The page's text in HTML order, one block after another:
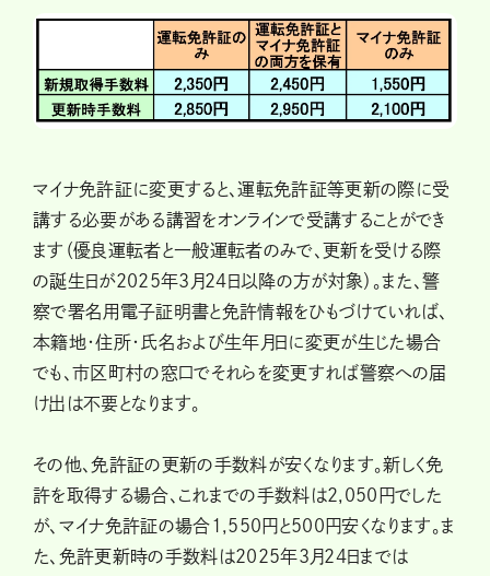
マイナ免許証に変更すると、運転免許証等更新の際に受
講する必要がある講習をオンラインで受講することができ
ます（優良運転者と一般運転者のみで、更新を受ける際
の誕生日が2025年3月24日以降の方が対象）。また、警
察で署名用電子証明書と免許情報をひもづけていれば、
本籍地・住所・氏名および生年月日に変更が生じた場合
でも、市区町村の窓口でそれらを変更すれば警察への届
け出は不要となります。
その他、免許証の更新の手数料が安くなります。新しく免
許を取得する場合、これまでの手数料は2,050円でした
が、マイナ免許証の場合1,550円と500円安くなります。ま
た、免許更新時の手数料は2025年3月24日までは